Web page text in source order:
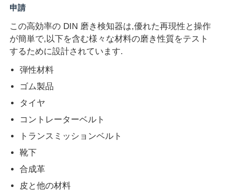
会社案内
お問い合わせ
見積依頼
研究室試験装置
環境試験室
申請
この高効率の DIN 磨き検知器は,優れた再現性と操作
が簡単で,以下を含む様々な材料の磨き性質をテスト
するために設計されています.
弾性材料
ゴム製品
タイヤ
コントレーターベルト
トランスミッションベルト
靴下
合成革
皮と他の材料